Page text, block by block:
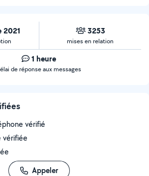
2021 3253
mises en relation
1 heure
de réponse aux messages
vérifié
vérifiée
Appeler